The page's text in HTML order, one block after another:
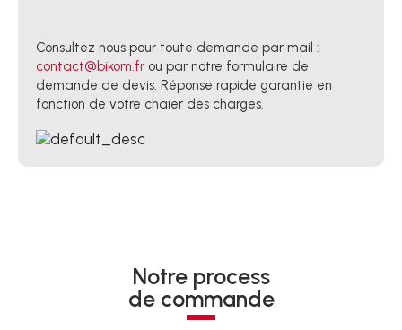
Consultez nous pour toute demande par mail :
contact@bikom.fr ou par notre formulaire de
demande de devis. Réponse rapide garantie en
fonction de votre chaier des charges.
Notre process
de commande